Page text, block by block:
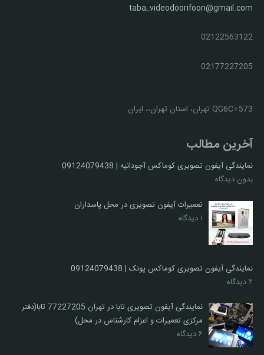
taba_videodoorifoon@gmail.com
02122563122
02177227205
QG6C+573 تهران، استان تهران،، ایران
آخرین مطالب
نمایندگی آیفون تصویری کوماکس آجودانیه | 09124079438
بدون دیدگاه
تعمیرات آیفون تصویری در محل پاسداران
۱ دیدگاه
نمایندگی آیفون تصویری کوماکس پونک | 09124079438
۲ دیدگاه
نمایندگی آیفون تصویری تابا در تهران 77227205 تابا(دفتر
مرکزی تعمیرات و اعزام کارشناس در محل)
۶ دیدگاه